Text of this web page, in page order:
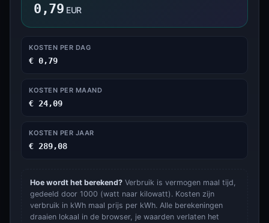
0,79 EUR
KOSTEN PER DAG
€ 0,79
KOSTEN PER MAAND
€ 24,09
KOSTEN PER JAAR
€ 289,08
Hoe wordt het berekend? Verbruik is vermogen maal tijd,
gedeeld door 1000 (watt naar kilowatt). Kosten zijn
verbruik in kWh maal prijs per kWh. Alle berekeningen
draaien lokaal in de browser, je waarden verlaten het